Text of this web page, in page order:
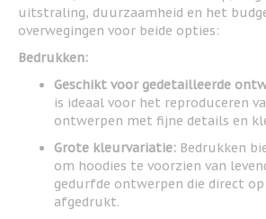
uitstraling, duurzaamheid en het
overwegingen voor beide opties:
Bedrukken:
Geschikt voor gedetailleerde
is ideaal voor het reproduceren
ontwerpen met fijne details en
Grote kleurvariatie: Bedrukken
om hoodies te voorzien van
gedurfde ontwerpen die direct
afgedrukt.